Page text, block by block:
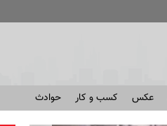
عکس کسب و کار حوادث